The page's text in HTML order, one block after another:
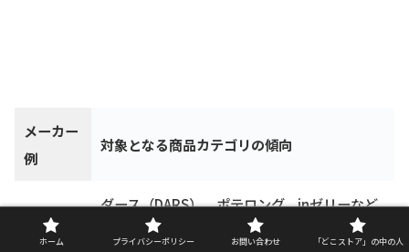
メーカー
例
対象となる商品カテゴリの傾向
森永製菓
ダース（DARS）、ポテロング、inゼリーなど
の特定商品
ホーム プライバシーポリシー お問い合わせ 「どこストア」の中の人